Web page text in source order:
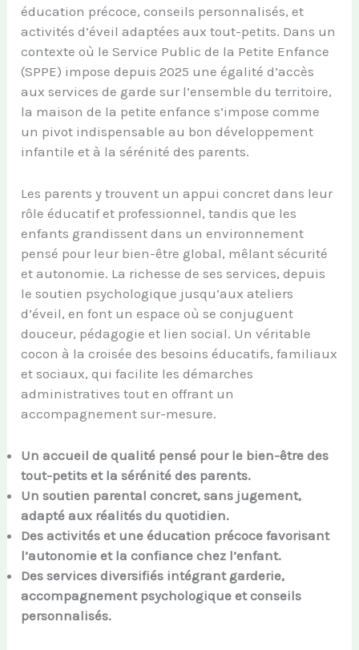
éducation précoce, conseils personnalisés, et
activités d’éveil adaptées aux tout-petits. Dans un
contexte où le Service Public de la Petite Enfance
(SPPE) impose depuis 2025 une égalité d’accès
aux services de garde sur l’ensemble du territoire,
la maison de la petite enfance s’impose comme
un pivot indispensable au bon développement
infantile et à la sérénité des parents.
Les parents y trouvent un appui concret dans leur
rôle éducatif et professionnel, tandis que les
enfants grandissent dans un environnement
pensé pour leur bien-être global, mêlant sécurité
et autonomie. La richesse de ses services, depuis
le soutien psychologique jusqu’aux ateliers
d’éveil, en font un espace où se conjuguent
douceur, pédagogie et lien social. Un véritable
cocon à la croisée des besoins éducatifs, familiaux
et sociaux, qui facilite les démarches
administratives tout en offrant un
accompagnement sur-mesure.
Un accueil de qualité pensé pour le bien-être des
tout-petits et la sérénité des parents.
Un soutien parental concret, sans jugement,
adapté aux réalités du quotidien.
Des activités et une éducation précoce favorisant
l’autonomie et la confiance chez l’enfant.
Des services diversifiés intégrant garderie,
accompagnement psychologique et conseils
personnalisés.